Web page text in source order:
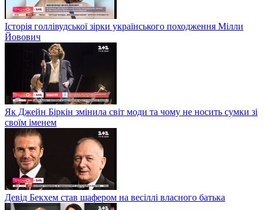
Історія голлівудської зірки українського походження Мілли
Йовович
Як Джейн Біркін змінила світ моди та чому не носить сумки зі
своїм іменем
Девід Бекхем став шафером на весіллі власного батька